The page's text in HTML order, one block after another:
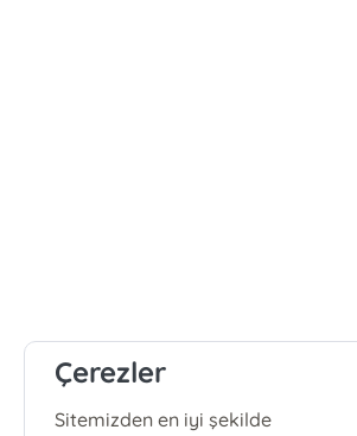
Çerezler
Sitemizden en iyi şekilde